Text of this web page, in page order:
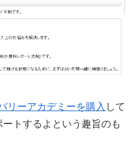
リーアカデミーを購入 して
トするよという趣旨のも